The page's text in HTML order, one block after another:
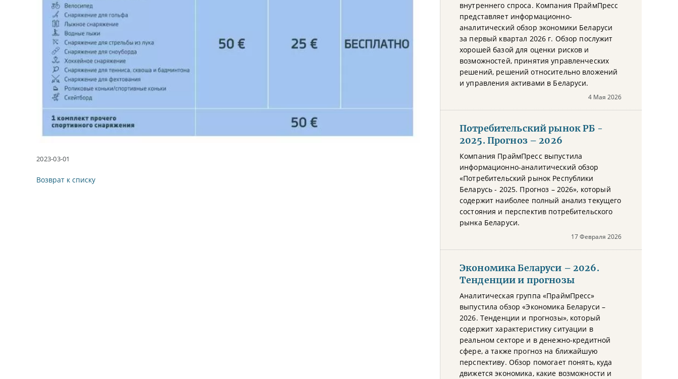
2023-03-01
Возврат к списку
внутреннего спроса. Компания ПраймПресс
представляет информационно-
аналитический обзор экономики Беларуси
за первый квартал 2026 г. Обзор послужит
хорошей базой для оценки рисков и
возможностей, принятия управленческих
решений, решений относительно вложений
и управления активами в Беларуси.
4 Мая 2026
Потребительский рынок РБ -
2025. Прогноз – 2026
Компания ПраймПресс выпустила
информационно-аналитический обзор
«Потребительский рынок Республики
Беларусь - 2025. Прогноз – 2026», который
содержит наиболее полный анализ текущего
состояния и перспектив потребительского
рынка Беларуси.
17 Февраля 2026
Экономика Беларуси – 2026.
Тенденции и прогнозы
Аналитическая группа «ПраймПресс»
выпустила обзор «Экономика Беларуси –
2026. Тенденции и прогнозы», который
содержит характеристику ситуации в
реальном секторе и в денежно-кредитной
сфере, а также прогноз на ближайшую
перспективу. Обзор помогает понять, куда
движется экономика, какие возможности и